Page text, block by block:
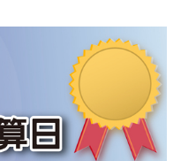
副理事長兼珠心算數學委員
長蕭秋勇主持，都受到國內